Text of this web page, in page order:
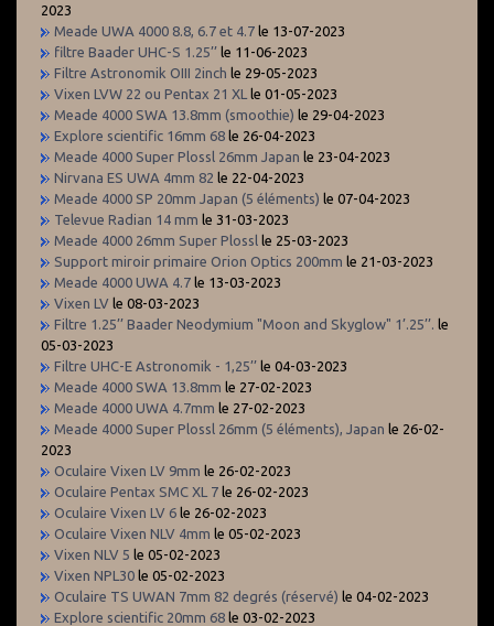
2023
Meade UWA 4000 8.8, 6.7 et 4.7 le 13-07-2023
filtre Baader UHC-S 1.25’’ le 11-06-2023
Filtre Astronomik OIII 2inch le 29-05-2023
Vixen LVW 22 ou Pentax 21 XL le 01-05-2023
Meade 4000 SWA 13.8mm (smoothie) le 29-04-2023
Explore scientific 16mm 68 le 26-04-2023
Meade 4000 Super Plossl 26mm Japan le 23-04-2023
Nirvana ES UWA 4mm 82 le 22-04-2023
Meade 4000 SP 20mm Japan (5 éléments) le 07-04-2023
Televue Radian 14 mm le 31-03-2023
Meade 4000 26mm Super Plossl le 25-03-2023
Support miroir primaire Orion Optics 200mm le 21-03-2023
Meade 4000 UWA 4.7 le 13-03-2023
Vixen LV le 08-03-2023
Filtre 1.25’’ Baader Neodymium "Moon and Skyglow" 1’.25’’. le
05-03-2023
Filtre UHC-E Astronomik - 1,25’’ le 04-03-2023
Meade 4000 SWA 13.8mm le 27-02-2023
Meade 4000 UWA 4.7mm le 27-02-2023
Meade 4000 Super Plossl 26mm (5 éléments), Japan le 26-02-
2023
Oculaire Vixen LV 9mm le 26-02-2023
Oculaire Pentax SMC XL 7 le 26-02-2023
Oculaire Vixen LV 6 le 26-02-2023
Oculaire Vixen NLV 4mm le 05-02-2023
Vixen NLV 5 le 05-02-2023
Vixen NPL30 le 05-02-2023
Oculaire TS UWAN 7mm 82 degrés (réservé) le 04-02-2023
Explore scientific 20mm 68 le 03-02-2023